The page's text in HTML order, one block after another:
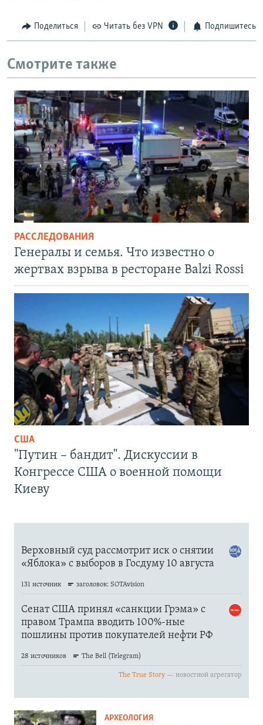
Поделиться Читать без VPN Подпишитесь
Смотрите также
РАССЛЕДОВАНИЯ
Генералы и семья. Что известно о
жертвах взрыва в ресторане Balzi Rossi
США
"Путин – бандит". Дискуссии в
Конгрессе США о военной помощи
Киеву
АРХЕОЛОГИЯ